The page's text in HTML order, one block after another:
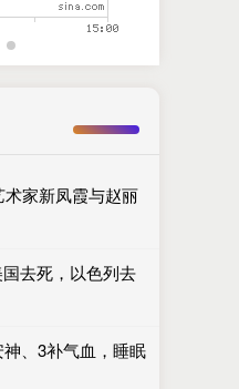
家新凤霞与赵丽
去死，以色列去
、3补气血，睡眠